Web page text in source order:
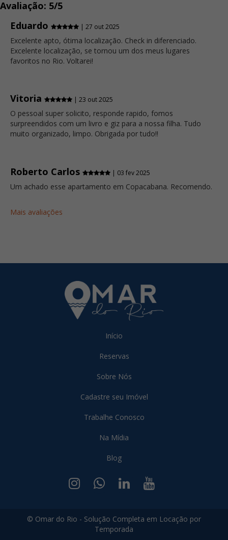
Avaliação: 5/5
Eduardo
| 27 out 2025
Excelente apto, ótima localização. Check in diferenciado.
Excelente localização, se tornou um dos meus lugares
favoritos no Rio. Voltarei!
Vitoria | 23 out 2025
O pessoal super solicito, responde rapido, fomos
surpreendidos com um livro e giz para a nossa filha. Tudo
muito organizado, limpo. Obrigada por tudo!!
Roberto Carlos | 03 fev 2025
Um achado esse apartamento em Copacabana. Recomendo.
Mais avaliações
Início
Reservas
Sobre Nós
Cadastre seu Imóvel
Trabalhe Conosco
Na Mídia
Blog
© Omar do Rio - Solução Completa em Locação por
Temporada